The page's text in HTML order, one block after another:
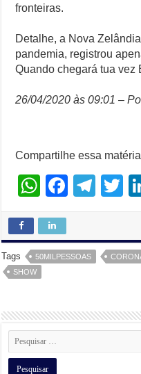
fronteiras.
Detalhe, a Nova
pandemia, registrou
Quando chegará tua vez
26/04/2020 às 09:01 –
Compartilhe essa
W
at
s
A
p
F
e
o
T
gr
T
Tags 50MILPESSOAS
SHOW